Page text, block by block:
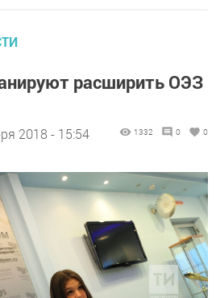
расширить ОЭЗ
2018 - 15:54 1332 0 0